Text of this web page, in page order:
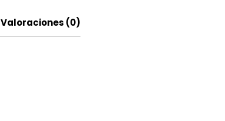
Valoraciones (0)